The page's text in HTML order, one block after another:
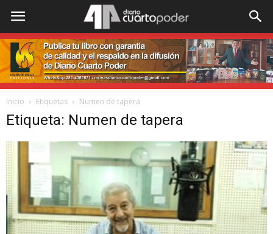
Inicio Etiquetas Numen de tapera
Etiqueta: Numen de tapera